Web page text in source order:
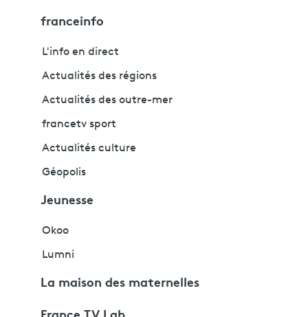
franceinfo
L'info en direct
Actualités des régions
Actualités des outre-mer
francetv sport
Actualités culture
Géopolis
Jeunesse
Okoo
Lumni
La maison des maternelles